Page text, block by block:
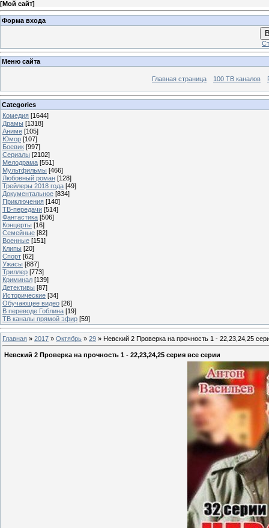
[Мой сайт]
Форма входа
Меню сайта
Главная страница 100 ТВ каналов
Categories
Комедия [1644]
Драмы [1318]
Аниме [105]
Юмор [107]
Боевик [997]
Сериалы [2102]
Мелодрама [551]
Мультфильмы [466]
Любовный роман [128]
Трейлеры 2018 года [49]
Документальное [834]
Приключения [140]
ТВ-передачи [514]
Фантастика [506]
Концерты [16]
Семейные [82]
Военные [151]
Клипы [20]
Спорт [62]
Ужасы [887]
Триллер [773]
Криминал [139]
Детективы [87]
Исторические [34]
Обучающее видео [26]
В переводе Гоблина [19]
ТВ каналы прямой эфир [59]
Главная » 2017 » Октябрь » 29 » Невский 2 Проверка на прочность 1 - 22,23,24,25
Невский 2 Проверка на прочность 1 - 22,23,24,25 серия все серии